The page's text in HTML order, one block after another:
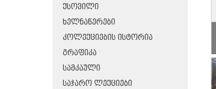
ᲥᲡᲝᲕᲘᲚᲘ
ᲮᲔᲚᲜᲐᲬᲔᲠᲔᲑᲘ
ᲙᲝᲚᲔᲥᲪᲘᲔᲑᲘᲡ ᲘᲡᲢᲝᲠᲘᲐ
ᲒᲠᲐᲤᲘᲙᲐ
ᲡᲐᲛᲙᲐᲣᲚᲘ
ᲡᲐᲯᲐᲠᲝ ᲚᲔᲥᲪᲘᲔᲑᲘ